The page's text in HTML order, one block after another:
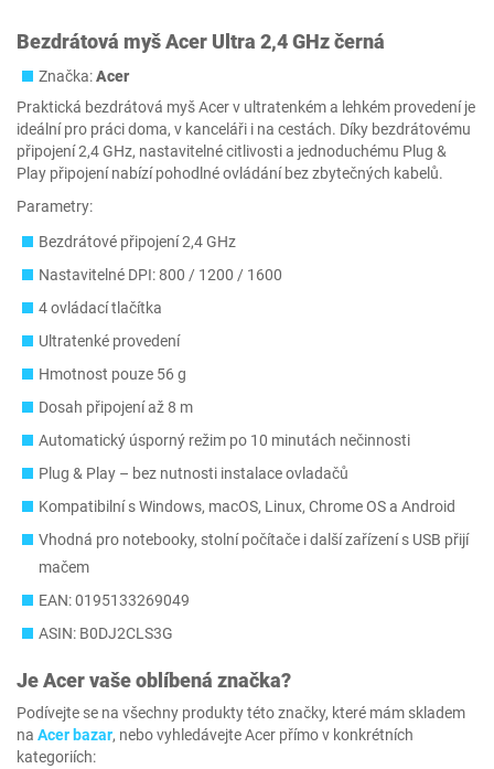
Bezdrátová myš Acer Ultra 2,4 GHz černá
Značka:Acer
Praktická bezdrátová myš Acer v ultratenkém a lehkém provedení je
ideální pro práci doma, v kanceláři i na cestách. Díky bezdrátovému
připojení 2,4 GHz, nastavitelné citlivosti a jednoduchému Plug &
Play připojení nabízí pohodlné ovládání bez zbytečných kabelů.
Parametry:
Bezdrátové připojení 2,4 GHz
Nastavitelné DPI: 800 / 1200 / 1600
4 ovládací tlačítka
Ultratenké provedení
Hmotnost pouze 56 g
Dosah připojení až 8 m
Automatický úsporný režim po 10 minutách nečinnosti
Plug & Play – bez nutnosti instalace ovladačů
Kompatibilní s Windows, macOS, Linux, Chrome OS a Android
Vhodná pro notebooky, stolní počítače i další zařízení s USB přijí
mačem
EAN: 0195133269049
ASIN: B0DJ2CLS3G
JeAcervaše oblíbená značka?
Podívejte se na všechny produkty této značky, které mám skladem
na Acer bazar, nebo vyhledávejte Acer přímo v konkrétních
kategoriích: